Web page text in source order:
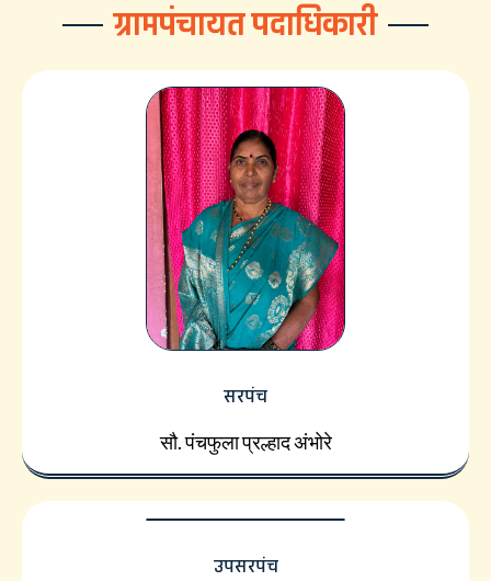
ग्रामपंचायत पदाधिकारी
सरपंच
सौ. पंचफुला प्रल्हाद अंभोरे
उपसरपंच